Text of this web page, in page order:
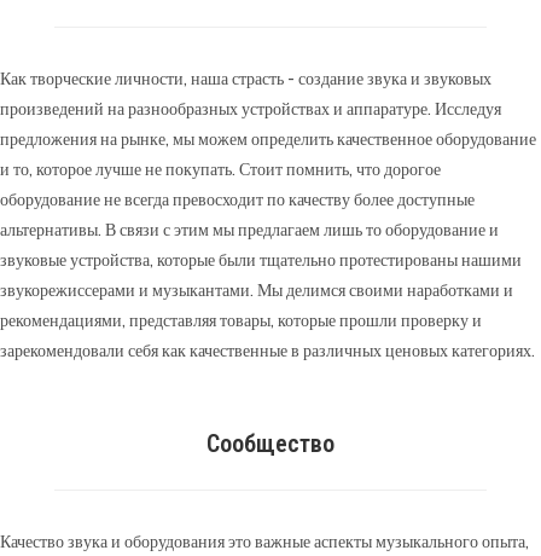
Как творческие личности, наша страсть - создание звука и звуковых
произведений на разнообразных устройствах и аппаратуре. Исследуя
предложения на рынке, мы можем определить качественное оборудование
и то, которое лучше не покупать. Стоит помнить, что дорогое
оборудование не всегда превосходит по качеству более доступные
альтернативы. В связи с этим мы предлагаем лишь то оборудование и
звуковые устройства, которые были тщательно протестированы нашими
звукорежиссерами и музыкантами. Мы делимся своими наработками и
рекомендациями, представляя товары, которые прошли проверку и
зарекомендовали себя как качественные в различных ценовых категориях.
Сообщество
Качество звука и оборудования это важные аспекты музыкального опыта,